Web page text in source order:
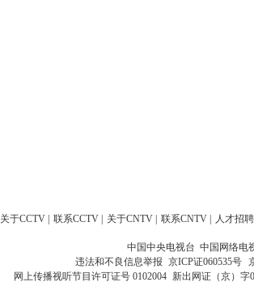
关于CCTV 联系CCTV 关于CNTV 联系CNTV 人才招聘
中国中央电视台 中国网络电
违法和不良信息举报 京ICP证060535号
网上传播视听节目许可证号 0102004 新出网证（京）